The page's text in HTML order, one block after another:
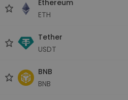
Ethereum
ETH
Tether
USDT
BNB
BNB